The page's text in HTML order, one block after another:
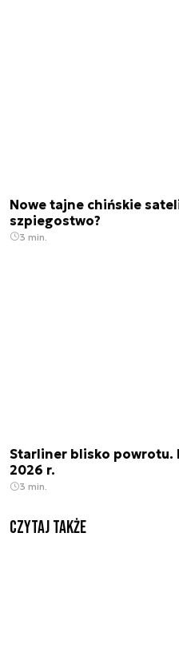
Nowe tajne chińskie
szpiegostwo?
3 min.
Starliner blisko powrotu.
2026 r.
3 min.
Czytaj także